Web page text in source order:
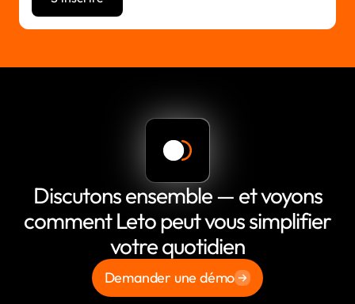
Discutons ensemble — et voyons
comment Leto peut vous simplifier
votre quotidien
Demander une démo